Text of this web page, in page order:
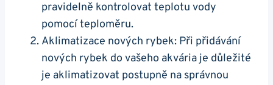
pravidelně kontrolovat teplotu vody
⁤pomocí teploměru.
Aklimatizace nových rybek: Při⁣ přidávání
nových rybek do ‌vašeho akvária je důležité
je aklimatizovat postupně na správnou